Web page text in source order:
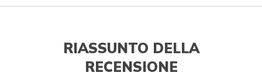
RIASSUNTO DELLA
RECENSIONE